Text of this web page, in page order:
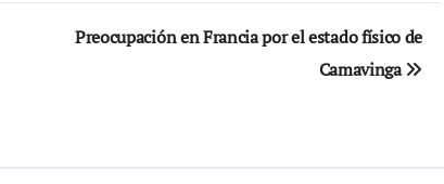
Preocupación en Francia por el estado físico de
Camavinga